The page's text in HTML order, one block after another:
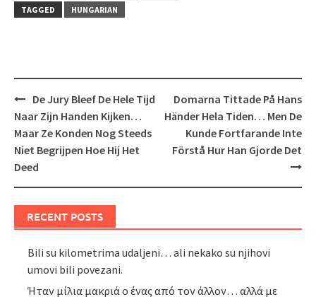
TAGGED
HUNGARIAN
Post
navigation
De Jury Bleef De Hele Tijd
Naar Zijn Handen Kijken…
Maar Ze Konden Nog Steeds
Niet Begrijpen Hoe Hij Het
Deed
Domarna Tittade På Hans
Händer Hela Tiden… Men De
Kunde Fortfarande Inte
Förstå Hur Han Gjorde Det
RECENT POSTS
Bili su kilometrima udaljeni… ali nekako su njihovi
umovi bili povezani.
Ήταν μίλια μακριά ο ένας από τον άλλον… αλλά με